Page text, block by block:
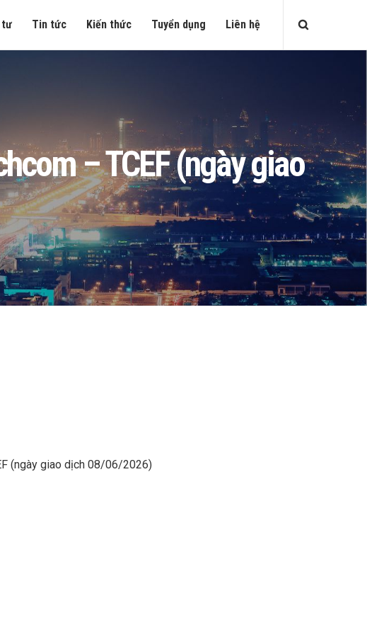
tư Tin tức Kiến thức Tuyển dụng Liên hệ
– TCEF (ngày giao
(ngày giao dịch 08/06/2026)